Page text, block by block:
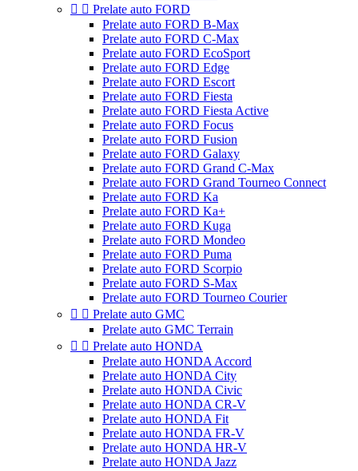
  Prelate auto FORD
Prelate auto FORD B-Max
Prelate auto FORD C-Max
Prelate auto FORD EcoSport
Prelate auto FORD Edge
Prelate auto FORD Escort
Prelate auto FORD Fiesta
Prelate auto FORD Fiesta Active
Prelate auto FORD Focus
Prelate auto FORD Fusion
Prelate auto FORD Galaxy
Prelate auto FORD Grand C-Max
Prelate auto FORD Grand Tourneo Connect
Prelate auto FORD Ka
Prelate auto FORD Ka+
Prelate auto FORD Kuga
Prelate auto FORD Mondeo
Prelate auto FORD Puma
Prelate auto FORD Scorpio
Prelate auto FORD S-Max
Prelate auto FORD Tourneo Courier
  Prelate auto GMC
Prelate auto GMC Terrain
  Prelate auto HONDA
Prelate auto HONDA Accord
Prelate auto HONDA City
Prelate auto HONDA Civic
Prelate auto HONDA CR-V
Prelate auto HONDA Fit
Prelate auto HONDA FR-V
Prelate auto HONDA HR-V
Prelate auto HONDA Jazz